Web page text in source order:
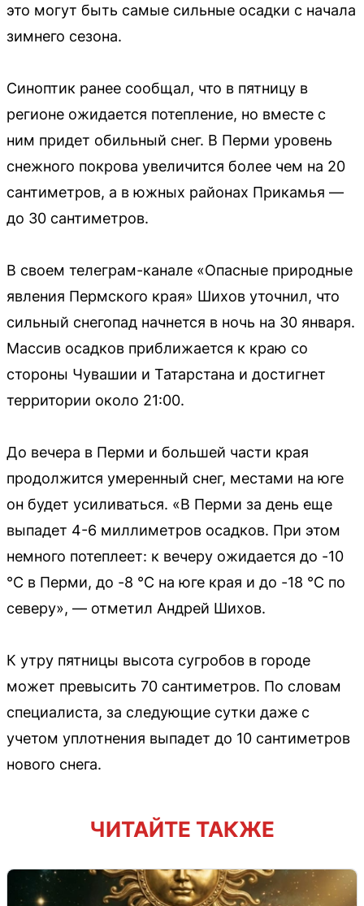
это могут быть самые сильные осадки с начала
зимнего сезона.
Синоптик ранее сообщал, что в пятницу в
регионе ожидается потепление, но вместе с
ним придет обильный снег. В Перми уровень
снежного покрова увеличится более чем на 20
сантиметров, а в южных районах Прикамья —
до 30 сантиметров.
В своем телеграм-канале «Опасные природные
явления Пермского края» Шихов уточнил, что
сильный снегопад начнется в ночь на 30 января.
Массив осадков приближается к краю со
стороны Чувашии и Татарстана и достигнет
территории около 21:00.
До вечера в Перми и большей части края
продолжится умеренный снег, местами на юге
он будет усиливаться. «В Перми за день еще
выпадет 4-6 миллиметров осадков. При этом
немного потеплеет: к вечеру ожидается до -10
°С в Перми, до -8 °С на юге края и до -18 °С по
северу», — отметил Андрей Шихов.
К утру пятницы высота сугробов в городе
может превысить 70 сантиметров. По словам
специалиста, за следующие сутки даже с
учетом уплотнения выпадет до 10 сантиметров
нового снега.
ЧИТАЙТЕ ТАКЖЕ